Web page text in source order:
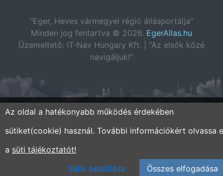
"Eger, Heves vármegyei régió állásportálja"
Minden jog fentartva © 2026. EgerAllas.hu
Üzemeltető: IT-Nav Hungary Kft. | "Az elsők közé
navigáljuk!"
Az oldal a hatékonyabb működés érdekében
sütiket(cookie) használ. További információkért olvassa
a süti tájékoztatót!
Sütik beállítása
Összes elfogadása